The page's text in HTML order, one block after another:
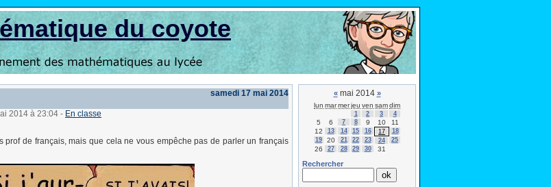
du coyote
samedi 17 mai 2014
2014 à 23:04 - En classe
prof de français, mais que cela ne vous empêche pas de parler un français
«mai 2014 »
lun marmerjeu ven samdim
1 2 3 4
5 6 7 8 9 10
11
12
13 14 15 16 17
18
19
20 21 22 23 24 25
26 27 28 29 30 31
Rechercher